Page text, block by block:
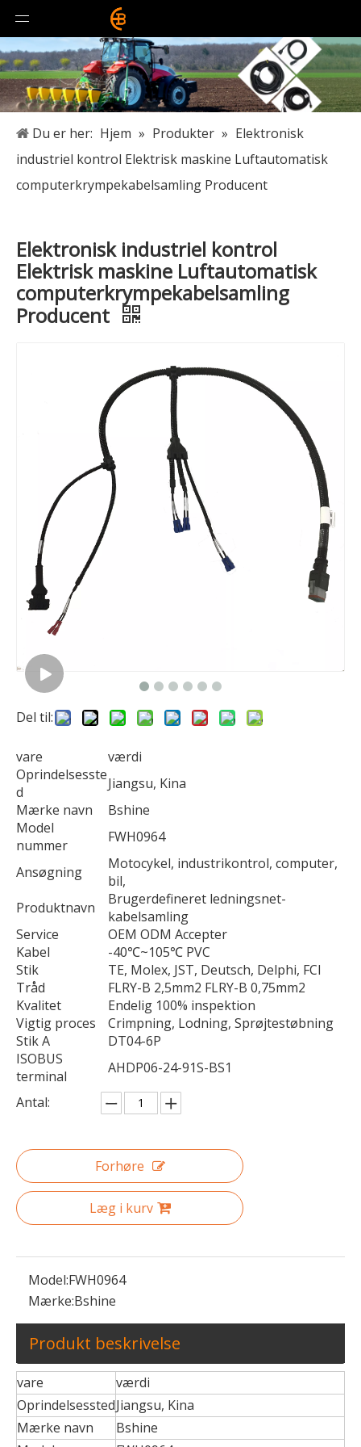
Du er her: Hjem » Produkter » Elektronisk
industriel kontrol Elektrisk maskine Luftautomatisk
computerkrympekabelsamling Producent
Elektronisk industriel kontrol
Elektrisk maskine Luftautomatisk
computerkrympekabelsamling
Producent
Del til:
vare
værdi
Oprindelsesste
d
Jiangsu, Kina
Mærke navn
Bshine
Model
nummer
FWH0964
Ansøgning
Motocykel, industrikontrol, computer,
bil,
Produktnavn
Brugerdefineret ledningsnet-
kabelsamling
Service
OEM ODM Accepter
Kabel
-40℃~105℃ PVC
Stik
TE, Molex, JST, Deutsch, Delphi, FCI
Tråd
FLRY-B 2,5mm2 FLRY-B 0,75mm2
Kvalitet
Endelig 100% inspektion
Vigtig proces
Crimpning, Lodning, Sprøjtestøbning
Stik A
DT04-6P
ISOBUS
terminal
AHDP06-24-91S-BS1
Antal:
Forhøre
Læg i kurv
Model:FWH0964
Mærke:Bshine
Produkt beskrivelse
vare
værdi
OprindelsesstedJiangsu, Kina
Mærke navn
Bshine